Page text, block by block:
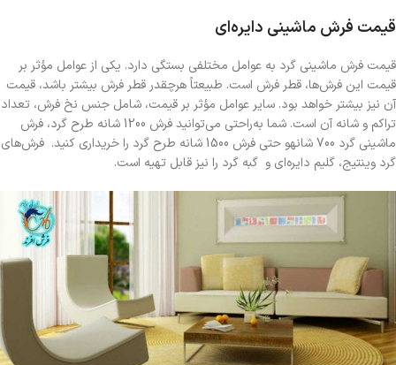
قیمت فرش ماشینی دایره‌ای
قیمت فرش ماشینی گرد به عوامل مختلفی بستگی دارد. یکی از عوامل مؤثر بر
قیمت این فرش‌ها، قطر فرش است. طبیعتاً هرچقدر قطر فرش بیشتر باشد، قیمت
آن نیز بیشتر خواهد بود. سایر عوامل مؤثر بر قیمت، شامل جنس نخ فرش، تعداد
تراکم و شانه آن است. شما به‌راحتی می‌توانید فرش 1200 شانه طرح گرد، فرش
ماشینی گرد 700 شانهو حتی فرش 1500 شانه طرح گرد را خریداری کنید. فرش‌های
گرد وینتیج، گلیم دایره‌ای و گبه گرد را نیز قابل تهیه است.